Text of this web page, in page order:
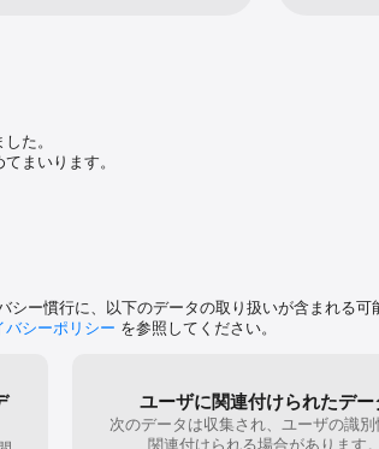
にバタバタして配車することなく、スムーズにご
注文をお受けするため、従来のタクシー予約より
の車両の指定や、車いす対応の研修などを受けた
一部エリア限定。順次エリア拡大予定
指定の場所と空港間のタクシー運賃が定額になるサ
ーを呼びたい時でも、空港定額のご利用が可能で
は空港への移動のみ）。
ルすべき
されるま
た。
まいります。
シー慣行に、以下のデータの取り扱いが含まれる可
バシーポリシー を参照してください。
ユーザに関連付けられたデー
次のデータは収集され、ユーザの識
関連付けられる場合があります